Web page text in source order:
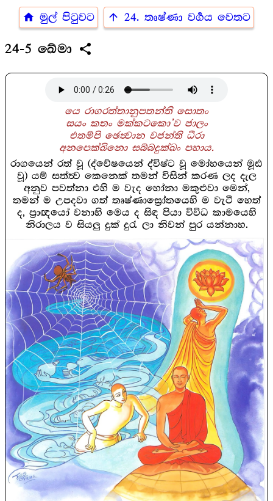
home මුල් පිටුවට arrow_upward 24. තෘෂ්ණා වර්‍ගය වෙතට
24-5 ඛේමා share
යෙ රාගරත්තානුපතන්ති සොතං
සයං කතං මක්කටකො’ව ජාලං
එතම්පි ඡෙත්‍වාන වජන්ති ධීරා
අනපෙක්ඛිනො සබ්බදුක්ඛං පහාය.
රාගයෙන් රත් වූ (ද්වේෂයෙන් ද්විෂ්ට වූ මෝහයෙන් මූඪ
වූ) යම් සත්ත්‍ව කෙනෙක් තමන් විසින් කරණ ලද දැල
අනුව පවත්නා එහි ම වැද හෝනා මකුළුවා මෙන්,
තමන් ම උපදවා ගත් තෘෂ්ණාස්‍රෝතයෙහි ම වැටී හෙත්
ද, ප්‍රාඥයෝ වනාහි මෙය ද සිඳ පියා විවිධ කාමයෙහි
නිරාලය ව සියලු දුක් දුරැ ලා නිවන් පුර යන්නාහ.